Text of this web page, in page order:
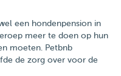
een hondenpension in
meer te doen op hun
moeten. Petbnb
de zorg over voor de